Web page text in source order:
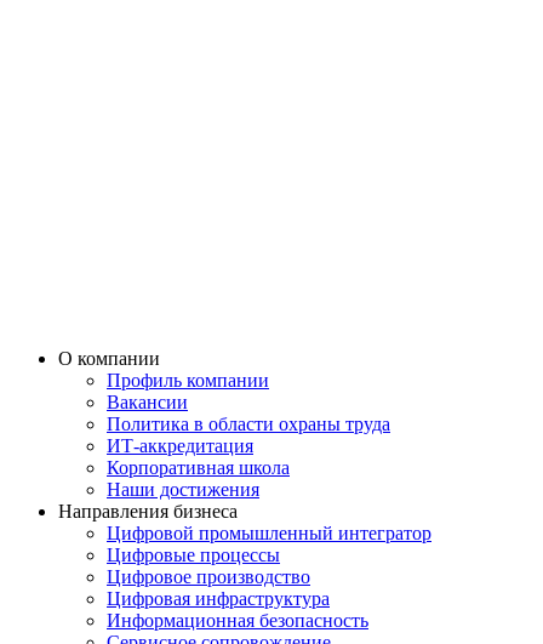
О компании
Профиль компании
Вакансии
Политика в области охраны труда
ИТ-аккредитация
Корпоративная школа
Наши достижения
Направления бизнеса
Цифровой промышленный интегратор
Цифровые процессы
Цифровое производство
Цифровая инфраструктура
Информационная безопасность